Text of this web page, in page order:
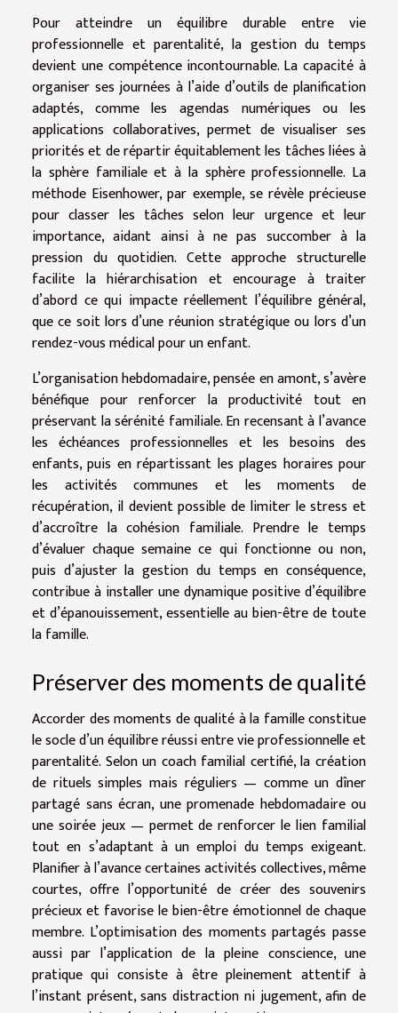
Pour atteindre un équilibre durable entre vie
professionnelle et parentalité, la gestion du temps
devient une compétence incontournable. La capacité à
organiser ses journées à l’aide d’outils de planification
adaptés, comme les agendas numériques ou les
applications collaboratives, permet de visualiser ses
priorités et de répartir équitablement les tâches liées à
la sphère familiale et à la sphère professionnelle. La
méthode Eisenhower, par exemple, se révèle précieuse
pour classer les tâches selon leur urgence et leur
importance, aidant ainsi à ne pas succomber à la
pression du quotidien. Cette approche structurelle
facilite la hiérarchisation et encourage à traiter
d’abord ce qui impacte réellement l’équilibre général,
que ce soit lors d’une réunion stratégique ou lors d’un
rendez-vous médical pour un enfant.
L’organisation hebdomadaire, pensée en amont, s’avère
bénéfique pour renforcer la productivité tout en
préservant la sérénité familiale. En recensant à l’avance
les échéances professionnelles et les besoins des
enfants, puis en répartissant les plages horaires pour
les activités communes et les moments de
récupération, il devient possible de limiter le stress et
d’accroître la cohésion familiale. Prendre le temps
d’évaluer chaque semaine ce qui fonctionne ou non,
puis d’ajuster la gestion du temps en conséquence,
contribue à installer une dynamique positive d’équilibre
et d’épanouissement, essentielle au bien-être de toute
la famille.
Préserver des moments de qualité
Accorder des moments de qualité à la famille constitue
le socle d’un équilibre réussi entre vie professionnelle et
parentalité. Selon un coach familial certifié, la création
de rituels simples mais réguliers — comme un dîner
partagé sans écran, une promenade hebdomadaire ou
une soirée jeux — permet de renforcer le lien familial
tout en s’adaptant à un emploi du temps exigeant.
Planifier à l’avance certaines activités collectives, même
courtes, offre l’opportunité de créer des souvenirs
précieux et favorise le bien-être émotionnel de chaque
membre. L’optimisation des moments partagés passe
aussi par l’application de la pleine conscience, une
pratique qui consiste à être pleinement attentif à
l’instant présent, sans distraction ni jugement, afin de